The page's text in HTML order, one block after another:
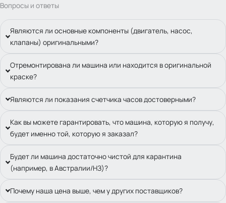
Вопросы и ответы
Являются ли основные компоненты (двигатель, насос,
клапаны) оригинальными?
Отремонтирована ли машина или находится в оригинальной
краске?
Являются ли показания счетчика часов достоверными?
Как вы можете гарантировать, что машина, которую я получу,
будет именно той, которую я заказал?
Будет ли машина достаточно чистой для карантина
(например, в Австралии/НЗ)?
Почему наша цена выше, чем у других поставщиков?